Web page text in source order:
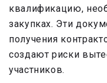
квалификацию,
закупках. Эти
получения
создают риски
участников.